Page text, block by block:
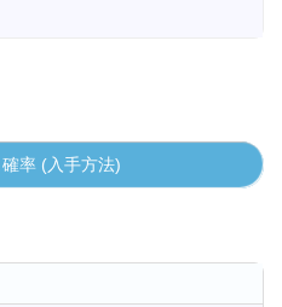
率 (入手方法)